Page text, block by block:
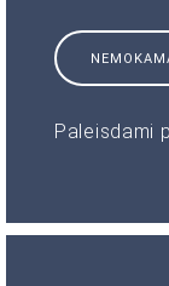
Paleisdami